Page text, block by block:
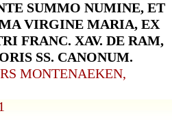
SUMMO NUMINE, ET
VIRGINE MARIA, EX
FRANC. XAV. DE RAM,
SS. CANONUM.
MONTENAEKEN,